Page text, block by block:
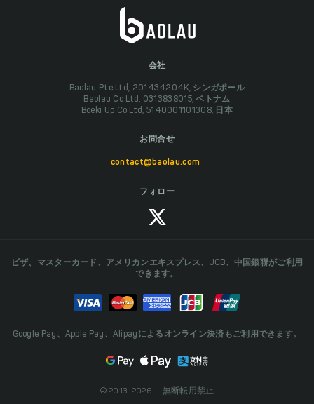
会社
Baolau Pte Ltd, 201434204K, シンガポール
Baolau Co Ltd, 0313838015, ベトナム
Boeki Up Co Ltd, 5140001101308, 日本
お問合せ
contact@baolau.com
フォロー
ビザ、マスターカード、アメリカンエキスプレス、JCB、中国銀聯がご利用
できます。
Google Pay、Apple Pay、Alipayによるオンライン決済もご利用できます。
© 2013-2026 — 無断転用禁止